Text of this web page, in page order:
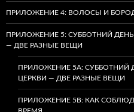
ПРИЛОЖЕНИЕ 4: ВОЛОСЫ И
ПРИЛОЖЕНИЕ 5: СУББОТНИЙ
— ДВЕ РАЗНЫЕ ВЕЩИ
ПРИЛОЖЕНИЕ 5A:
ЦЕРКВИ — ДВЕ РАЗНЫЕ ВЕЩИ
ПРИЛОЖЕНИЕ 5B: КАК
ВРЕМЯ